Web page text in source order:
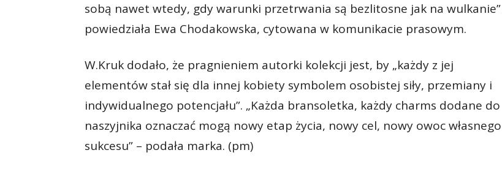
sobą nawet wtedy, gdy warunki przetrwania są bezlitosne jak na wulkanie”
powiedziała Ewa Chodakowska, cytowana w komunikacie prasowym.
W.Kruk dodało, że pragnieniem autorki kolekcji jest, by „każdy z jej
elementów stał się dla innej kobiety symbolem osobistej siły, przemiany i
indywidualnego potencjału”. „Każda bransoletka, każdy charms dodane do
naszyjnika oznaczać mogą nowy etap życia, nowy cel, nowy owoc własnego
sukcesu” – podała marka. (pm)